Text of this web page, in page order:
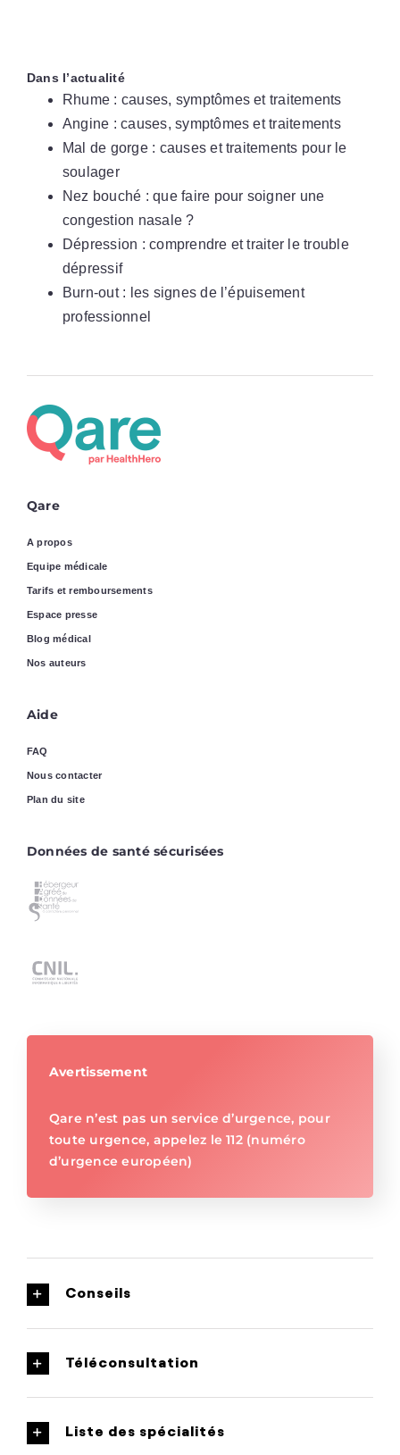
Dans l’actualité
Rhume : causes, symptômes et traitements
Angine : causes, symptômes et traitements
Mal de gorge : causes et traitements pour le
soulager
Nez bouché : que faire pour soigner une
congestion nasale ?
Dépression : comprendre et traiter le trouble
dépressif
Burn-out : les signes de l’épuisement
professionnel
Qare
A propos
Equipe médicale
Tarifs et remboursements
Espace presse
Blog médical
Nos auteurs
Aide
FAQ
Nous contacter
Plan du site
Données de santé sécurisées
Avertissement
Qare n’est pas un service d’urgence, pour
toute urgence, appelez le 112 (numéro
d’urgence européen)
Conseils
Téléconsultation
Liste des spécialités